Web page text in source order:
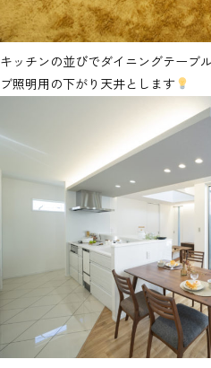
キッチンの並びでダイニングテーブ
ブ照明用の下がり天井とします